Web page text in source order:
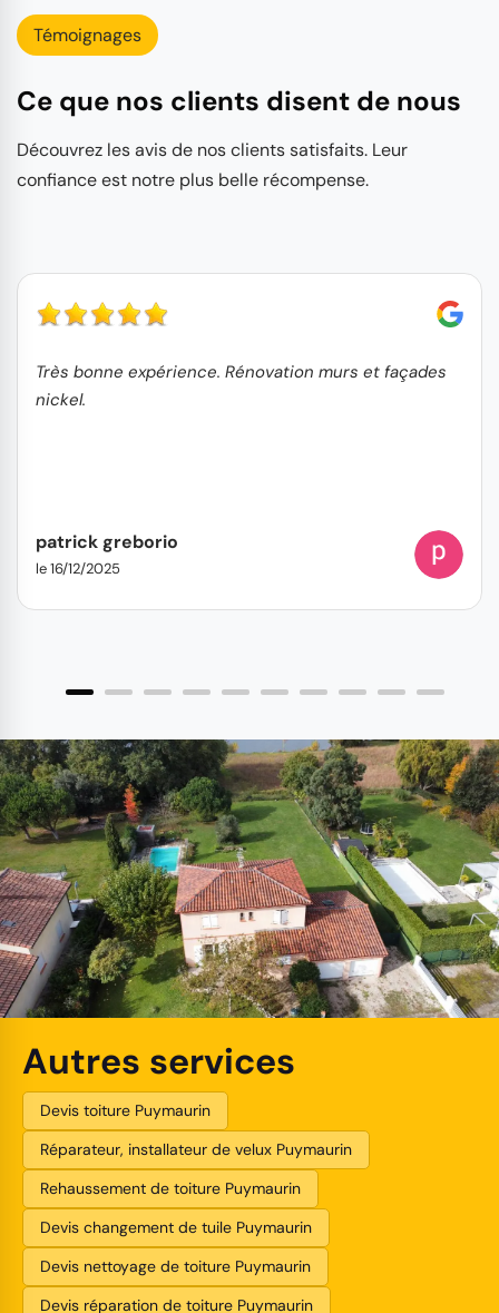
Témoignages
Ce que nos clients disent de nous
Découvrez les avis de nos clients satisfaits. Leur
confiance est notre plus belle récompense.
Très bonne expérience. Rénovation murs et façades
nickel.
patrick greborio
le 16/12/2025
Autres services
Devis toiture Puymaurin
Réparateur, installateur de velux Puymaurin
Rehaussement de toiture Puymaurin
Devis changement de tuile Puymaurin
Devis nettoyage de toiture Puymaurin
Devis réparation de toiture Puymaurin